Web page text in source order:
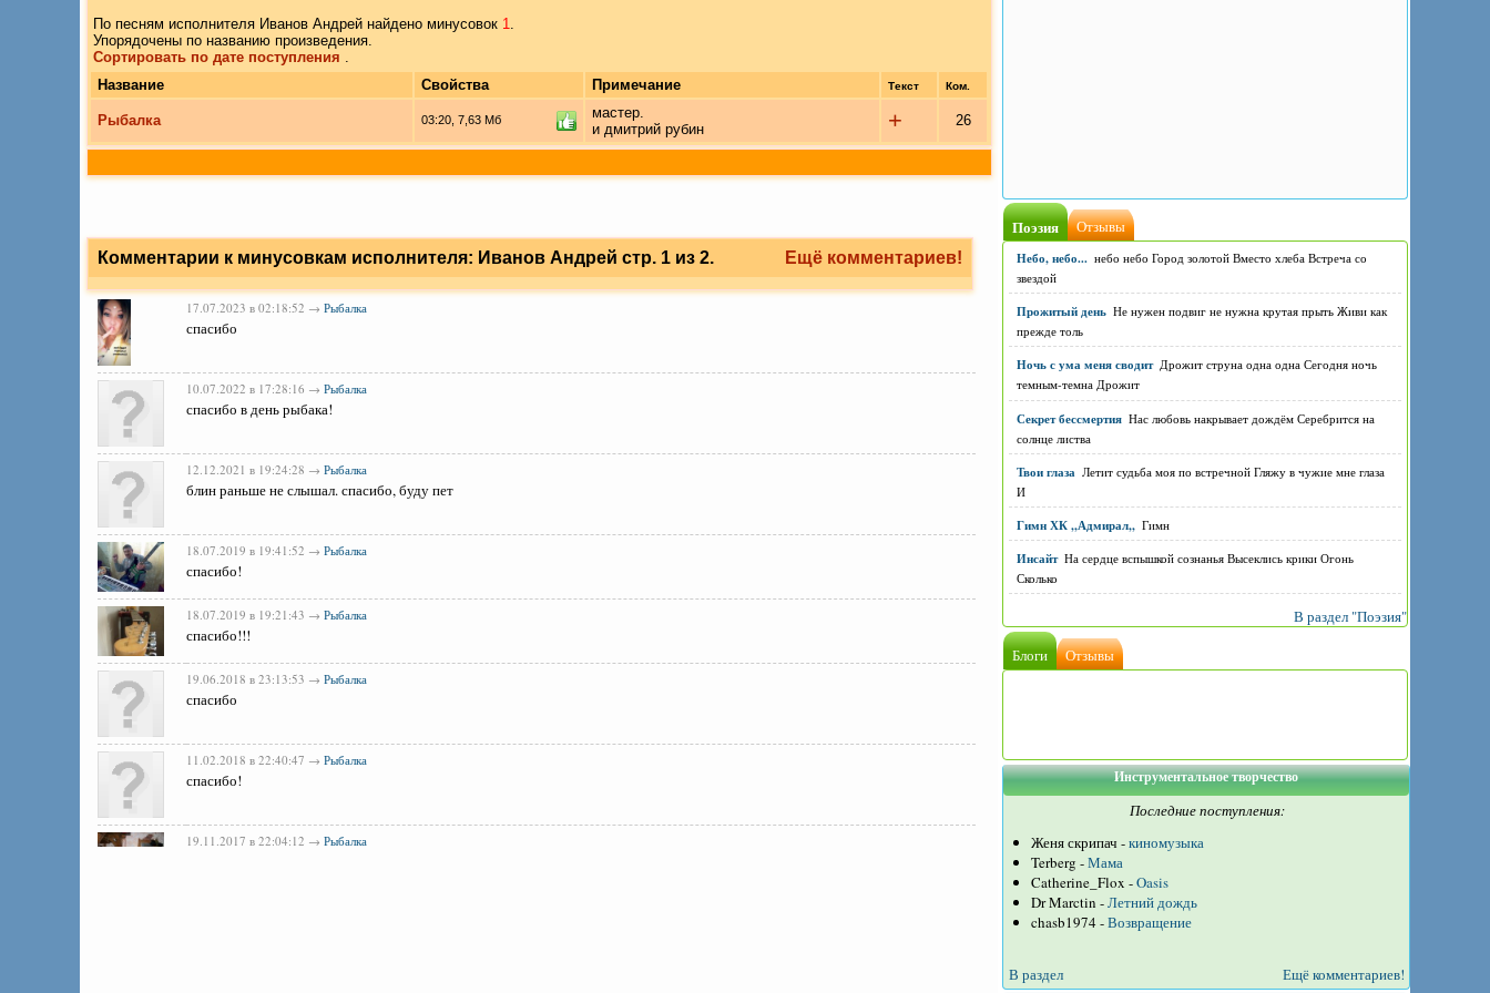
По песням исполнителя Иванов Андрей найдено минусовок 1.
Упорядочены по названию произведения.
Сортировать по дате поступления .
Название
Свойства Примечание Текст Ком.
Рыбалка 03:20, 7,63 Мб
мастер.
и дмитрий рубин
+ 26
Комментарии к минусовкам исполнителя: Иванов Андрей стр. 1 из 2. Ещё комментариев!
17.07.2023 в 02:18:52 → Рыбалка
спасибо
10.07.2022 в 17:28:16 → Рыбалка
спасибо в день рыбака!
12.12.2021 в 19:24:28 → Рыбалка
блин раньше не слышал. спасибо, буду пет
18.07.2019 в 19:41:52 → Рыбалка
спасибо!
18.07.2019 в 19:21:43 → Рыбалка
спасибо!!!
19.06.2018 в 23:13:53 → Рыбалка
спасибо
11.02.2018 в 22:40:47 → Рыбалка
спасибо!
19.11.2017 в 22:04:12 → Рыбалка
Поэзия Отзывы
Небо, небо... небо небо Город золотой Вместо хлеба Встреча со
звездой
Прожитый день Не нужен подвиг не нужна крутая прыть Живи как
прежде толь
Ночь с ума меня сводит Дрожит струна одна одна Сегодня ночь
темным-темна Дрожит
Секрет бессмертия Нас любовь накрывает дождём Серебрится на
солнце листва
Твои глаза Летит судьба моя по встречной Гляжу в чужие мне глаза
И
Гимн ХК ,,Адмирал,, Гимн
Инсайт На сердце вспышкой сознанья Высеклись крики Огонь
Сколько
В раздел "Поэзия"
Блоги
Отзывы
Инструментальное творчество
Последние поступления:
Женя скрипач -киномузыка
Terberg -Мама
Catherine_Flox -Oasis
Dr Marctin -Летний дождь
chasb1974 -Возвращение
В раздел Ещё комментариев!